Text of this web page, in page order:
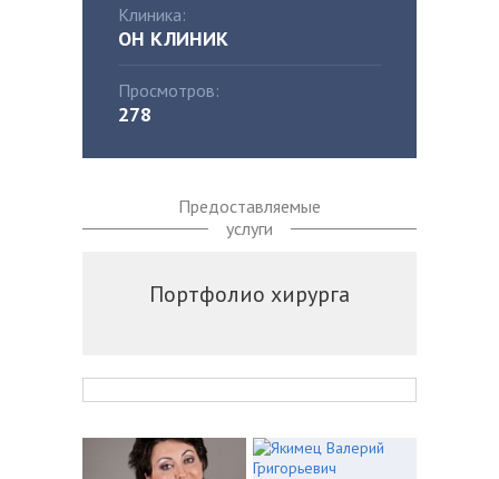
Клиника:
ОН КЛИНИК
Просмотров:
278
Предоставляемые
услуги
Портфолио хирурга